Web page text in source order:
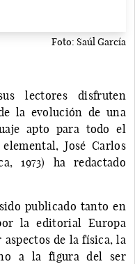
Foto: Saúl García
lectores disfruten
la evolución de una
apto para todo el
José Carlos
1973) ha redactado
publicado tanto en
la editorial Europa
de la física, la
a la figura del ser